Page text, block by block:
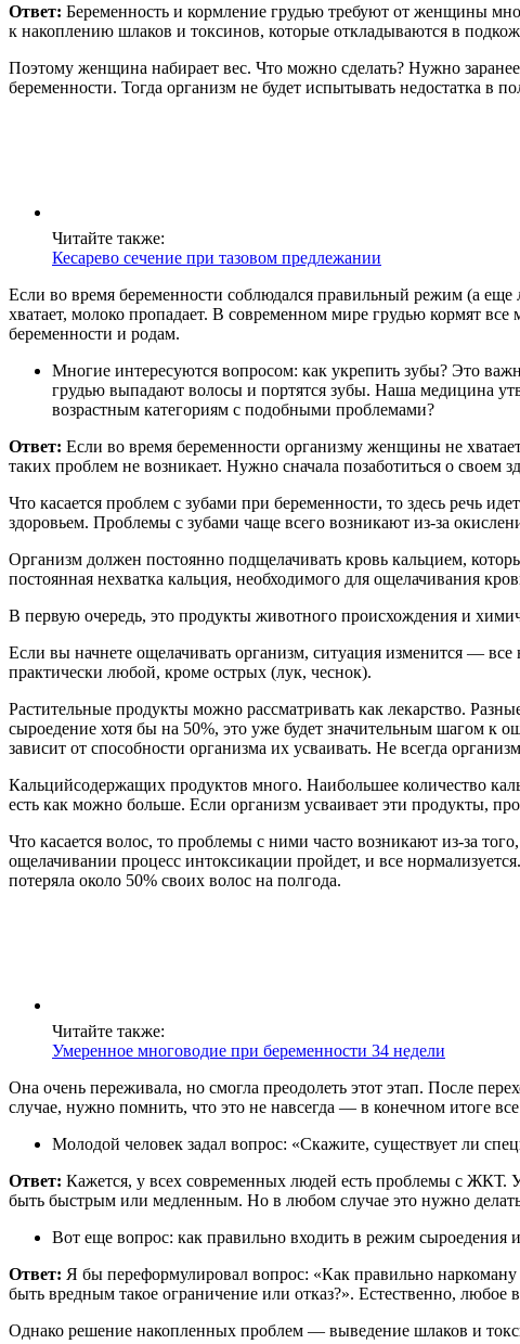
Ответ: Беременность и кормление грудью требуют от женщины
к накоплению шлаков и токсинов, которые откладываются в
Поэтому женщина набирает вес. Что можно сделать? Нужно
беременности. Тогда организм не будет испытывать недостатка в
Читайте также:
Кесарево сечение при тазовом предлежании
Если во время беременности соблюдался правильный режим (а
хватает, молоко пропадает. В современном мире грудью кормят
беременности и родам.
Многие интересуются вопросом: как укрепить зубы? Это
грудью выпадают волосы и портятся зубы. Наша медицина
возрастным категориям с подобными проблемами?
Ответ: Если во время беременности организму женщины не
таких проблем не возникает. Нужно сначала позаботиться о своем
Что касается проблем с зубами при беременности, то здесь речь
здоровьем. Проблемы с зубами чаще всего возникают из-за
Организм должен постоянно подщелачивать кровь кальцием,
постоянная нехватка кальция, необходимого для ощелачивания
В первую очередь, это продукты животного происхождения и
Если вы начнете ощелачивать организм, ситуация изменится —
практически любой, кроме острых (лук, чеснок).
Растительные продукты можно рассматривать как лекарство.
сыроедение хотя бы на 50%, это уже будет значительным шагом к
зависит от способности организма их усваивать. Не всегда
Кальцийсодержащих продуктов много. Наибольшее количество
есть как можно больше. Если организм усваивает эти продукты,
Что касается волос, то проблемы с ними часто возникают из-за
ощелачивании процесс интоксикации пройдет, и все
потеряла около 50% своих волос на полгода.
Читайте также:
Умеренное многоводие при беременности 34 недели
Она очень переживала, но смогла преодолеть этот этап. После
случае, нужно помнить, что это не навсегда — в конечном итоге все
Молодой человек задал вопрос: «Скажите, существует ли
Ответ: Кажется, у всех современных людей есть проблемы с ЖКТ.
быть быстрым или медленным. Но в любом случае это нужно
Вот еще вопрос: как правильно входить в режим сыроедения
Ответ: Я бы переформулировал вопрос: «Как правильно наркоману
быть вредным такое ограничение или отказ?». Естественно,
Однако решение накопленных проблем — выведение шлаков и